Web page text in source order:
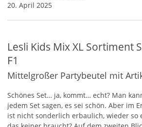
20. April 2025
Lesli Kids Mix XL Sortiment
F1
Mittelgroßer Partybeutel mit
Schönes Set… ja, kommt… echt? Man
jedem Set sagen, es sei schön. Aber im
ist nicht sonderlich erbaulich, wieder so